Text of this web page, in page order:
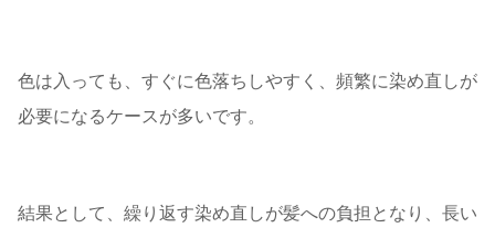
色は入っても、すぐに色落ちしやすく、頻繁に染め直しが
必要になるケースが多いです。
結果として、繰り返す染め直しが髪への負担となり、長い